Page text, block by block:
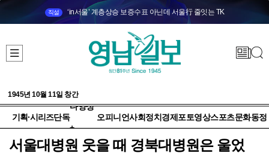
직설 ‘in서울’ 계층상승 보증수표 아닌데 서울行 줄잇는 TK
1945년 10월 11일 창간
기획·시리즈단독
다양성
+
오피니언사회정치 경제 포토영상스포츠문화동정
서울대병원 웃을 때 경북대병원은 울었